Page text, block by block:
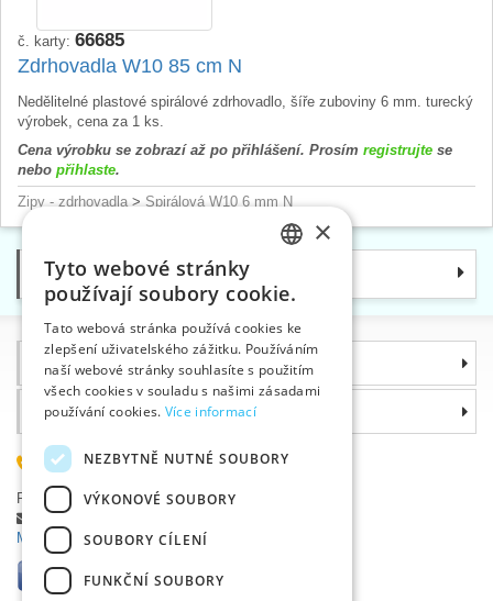
č. karty: 66685
Zdrhovadla W10 85 cm N
Nedělitelné plastové spirálové zdrhovadlo, šíře zuboviny 6 mm. turecký
výrobek, cena za 1 ks.
Cena výrobku se zobrazí až po přihlášení. Prosím registrujte se
nebo přihlaste.
Zipy - zdrhovadla > Spirálová W10 6 mm N
Kategorie
Informace
Proč si zvolit právě nás
585 051 217
Plzeňská 868, 783 91 Uničov, Česká republika
Položit dotaz
Máte problémy s přihlášením ?
ENGLISH
GERMAN
×
Tyto webové stránky
používají soubory cookie.
Tato webová stránka používá cookies ke
zlepšení uživatelského zážitku. Používáním
naší webové stránky souhlasíte s použitím
všech cookies v souladu s našimi zásadami
používání cookies. Více informací
NEZBYTNĚ NUTNÉ SOUBORY
VÝKONOVÉ SOUBORY
SOUBORY CÍLENÍ
FUNKČNÍ SOUBORY